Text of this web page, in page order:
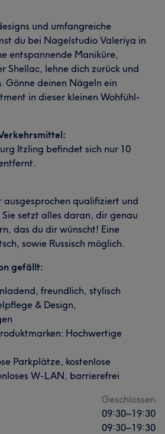
und umfangreiche
du bei Nagelstudio Valeriya in
entspannende Maniküre,
Shellac, lehne dich zurück und
Gönne deinen Nägeln ein
in dieser kleinen Wohfühl-
Itzling befindet sich nur 10
ausgesprochen qualifiziert und
setzt alles daran, dir genau
das du dir wünscht! Eine
sowie Russisch möglich.
gefällt:
freundlich, stylisch
& Design,
Hochwertige
Parkplätze, kostenlose
W-LAN, barrierefrei
Geschlossen
09:30–19:30
09:30–19:30